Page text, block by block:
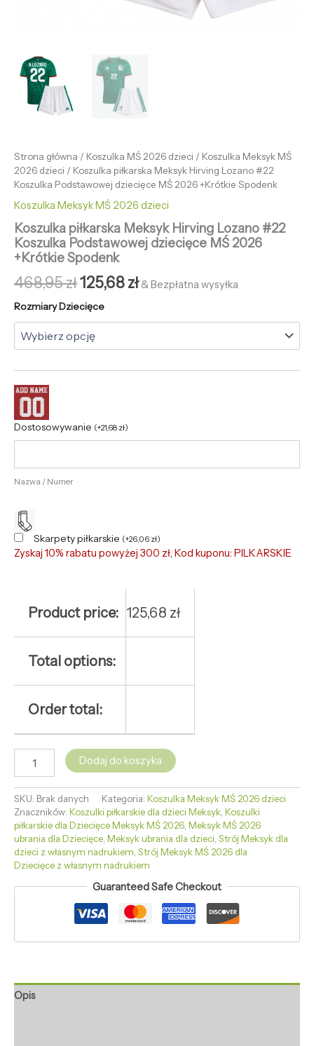
Strona główna / Koszulka MŚ 2026 dzieci / Koszulka Meksyk MŚ
2026 dzieci / Koszulka piłkarska Meksyk Hirving Lozano #22
Koszulka Podstawowej dziecięce MŚ 2026 +Krótkie Spodenk
Koszulka Meksyk MŚ 2026 dzieci
Koszulka piłkarska Meksyk Hirving Lozano #22
Koszulka Podstawowej dziecięce MŚ 2026
+Krótkie Spodenk
468,95zł125,68zł & Bezpłatna wysyłka
Rozmiary Dziecięce
Dostosowywanie (+21,68 zł)
Nazwa / Numer
Skarpety piłkarskie (+26,06 zł)
Zyskaj 10% rabatu powyżej 300 zł, Kod kuponu: PILKARSKIE
Product price: 125,68 zł
Total options:
Order total:
Dodaj do koszyka
SKU: Brak danych Kategoria: Koszulka Meksyk MŚ 2026 dzieci
Znaczników: Koszulki piłkarskie dla dzieci Meksyk, Koszulki
piłkarskie dla Dziecięce Meksyk MŚ 2026, Meksyk MŚ 2026
ubrania dla Dziecięce, Meksyk ubrania dla dzieci, Strój Meksyk dla
dzieci z własnym nadrukiem, Strój Meksyk MŚ 2026 dla
Dziecięce z własnym nadrukiem
Guaranteed Safe Checkout
Opis